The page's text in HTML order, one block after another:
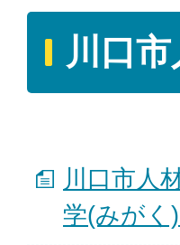
川口
川口市人
学(みがく)